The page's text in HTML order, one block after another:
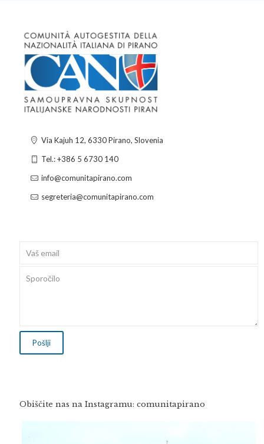
Via Kajuh 12, 6330 Pirano, Slovenia
Tel.: +386 5 6730 140
info@comunitapirano.com
segreteria@comunitapirano.com
Obiščite nas na Instagramu: comunitapirano